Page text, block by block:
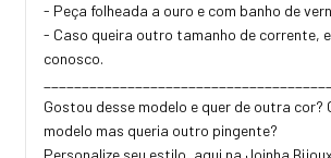
- Peça folheada a ouro e com banho de
- Caso queira outro tamanho de corrente,
conosco.
Gostou desse modelo e quer de outra cor?
modelo mas queria outro pingente?